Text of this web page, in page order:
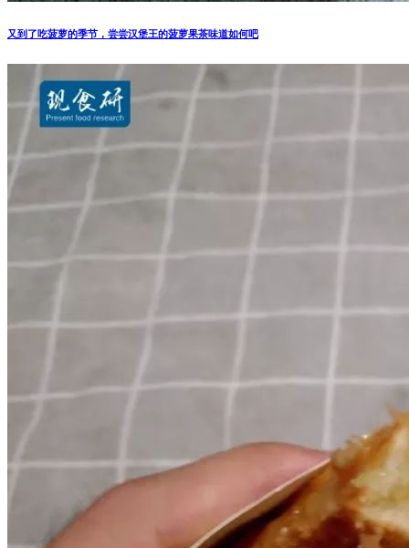
又到了吃菠萝的季节，尝尝汉堡王的菠萝果茶味道如何吧